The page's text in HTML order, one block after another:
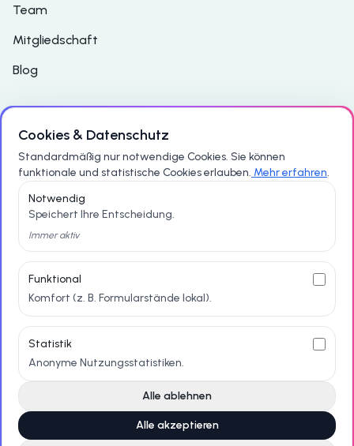
Team
Mitgliedschaft
Blog
Support
Häufig gestellte Fragen
Kontakt
Datenschutzerklärung
Impressum
Das Beste aus Ihrem Studium in Deutschland machen.
Cookies & Datenschutz
Standardmäßig nur notwendige Cookies. Sie können
funktionale und statistische Cookies erlauben. Mehr erfahren.
Notwendig
Speichert Ihre Entscheidung.
Immer aktiv
Funktional
Komfort (z. B. Formularstände lokal).
Statistik
Anonyme Nutzungsstatistiken.
Alle ablehnen
Alle akzeptieren